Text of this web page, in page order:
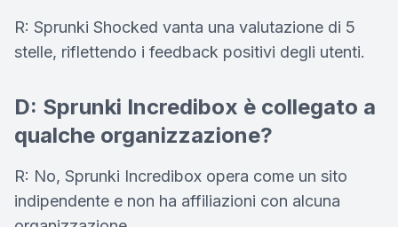
R: Sprunki Shocked vanta una valutazione di 5
stelle, riflettendo i feedback positivi degli utenti.
D: Sprunki Incredibox è collegato a
qualche organizzazione?
R: No, Sprunki Incredibox opera come un sito
indipendente e non ha affiliazioni con alcuna